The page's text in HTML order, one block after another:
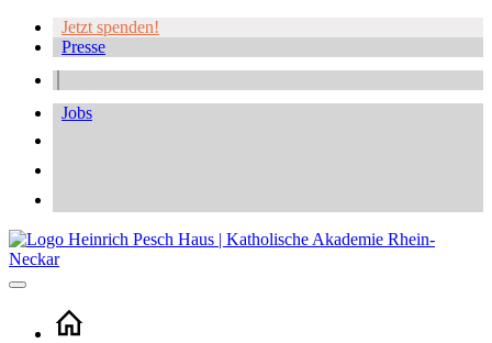
Jetzt spenden!
Presse
Jobs